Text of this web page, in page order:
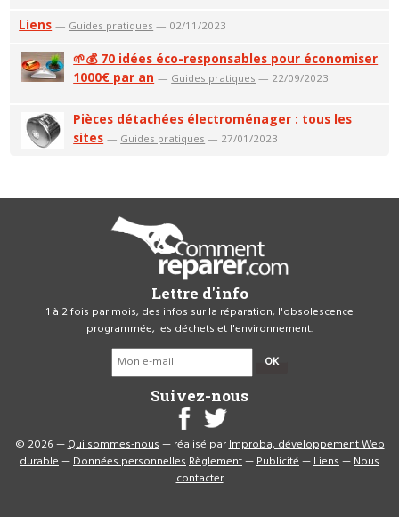
Liens — Guides pratiques — 02/11/2023
🌱💰 70 idées éco-responsables pour économiser
1000€ par an — Guides pratiques — 22/09/2023
Pièces détachées électroménager : tous les
sites — Guides pratiques — 27/01/2023
Lettre d'info
1 à 2 fois par mois, des infos sur la réparation, l'obsolescence
programmée, les déchets et l'environnement.
OK
Suivez-nous
© 2026 —Qui sommes-nous— réalisé parImproba, développement Web
durable—Données personnellesRèglement—Publicité—Liens—Nous
contacter